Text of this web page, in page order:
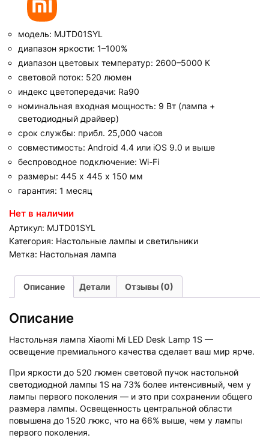
модель: MJTD01SYL
диапазон яркости: 1–100%
диапазон цветовых температур: 2600–5000 К
световой поток: 520 люмен
индекс цветопередачи: Ra90
номинальная входная мощность: 9 Вт (лампа +
светодиодный драйвер)
срок службы: прибл. 25,000 часов
совместимость: Android 4.4 или iOS 9.0 и выше
беспроводное подключение: Wi-Fi
размеры: 445 х 445 х 150 мм
гарантия: 1 месяц
Нет в наличии
Артикул: MJTD01SYL
Категория: Настольные лампы и светильники
Метка: Настольная лампа
Описание Детали Отзывы (0)
Описание
Настольная лампа Xiaomi Mi LED Desk Lamp 1S —
освещение премиального качества сделает ваш мир ярче.
При яркости до 520 люмен световой пучок настольной
светодиодной лампы 1S на 73% более интенсивный, чем у
лампы первого поколения — и это при сохранении общего
размера лампы. Освещенность центральной области
повышена до 1520 люкс, что на 66% выше, чем у лампы
первого поколения.